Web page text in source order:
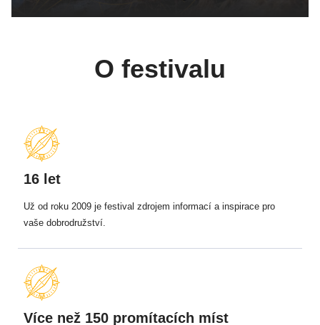
O festivalu
16 let
Už od roku 2009 je festival zdrojem informací a inspirace pro
vaše dobrodružství.
Více než 150 promítacích míst